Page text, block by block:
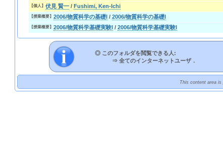
【個人】伏見 賢一 /Fushimi, Ken-Ichi
【授業概要】2006/物質科学の基礎I /2006/物質科学の基礎I
【授業概要】2006/物質科学基礎実験I /2006/物質科学基礎実験I
◎ このフォルダを閲覧できる人:
⇒全てのインターネットユーザ．
This content area